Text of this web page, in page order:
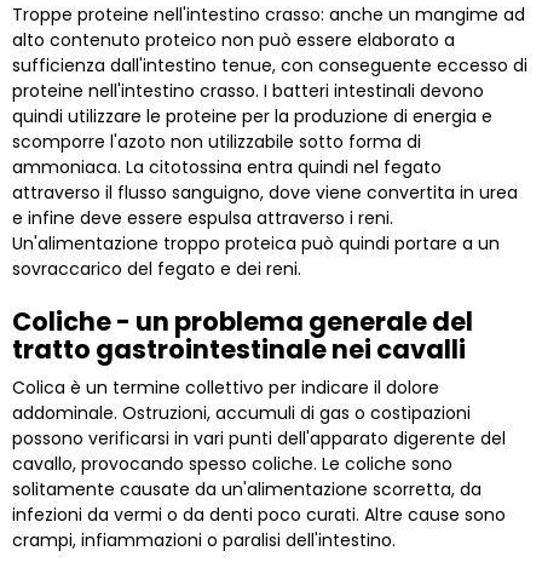
Troppe proteine nell'intestino crasso: anche un mangime ad
alto contenuto proteico non può essere elaborato a
sufficienza dall'intestino tenue, con conseguente eccesso di
proteine nell'intestino crasso. I batteri intestinali devono
quindi utilizzare le proteine per la produzione di energia e
scomporre l'azoto non utilizzabile sotto forma di
ammoniaca. La citotossina entra quindi nel fegato
attraverso il flusso sanguigno, dove viene convertita in urea
e infine deve essere espulsa attraverso i reni.
Un'alimentazione troppo proteica può quindi portare a un
sovraccarico del fegato e dei reni.
Coliche - un problema generale del
tratto gastrointestinale nei cavalli
Colica è un termine collettivo per indicare il dolore
addominale. Ostruzioni, accumuli di gas o costipazioni
possono verificarsi in vari punti dell'apparato digerente del
cavallo, provocando spesso coliche. Le coliche sono
solitamente causate da un'alimentazione scorretta, da
infezioni da vermi o da denti poco curati. Altre cause sono
crampi, infiammazioni o paralisi dell'intestino.